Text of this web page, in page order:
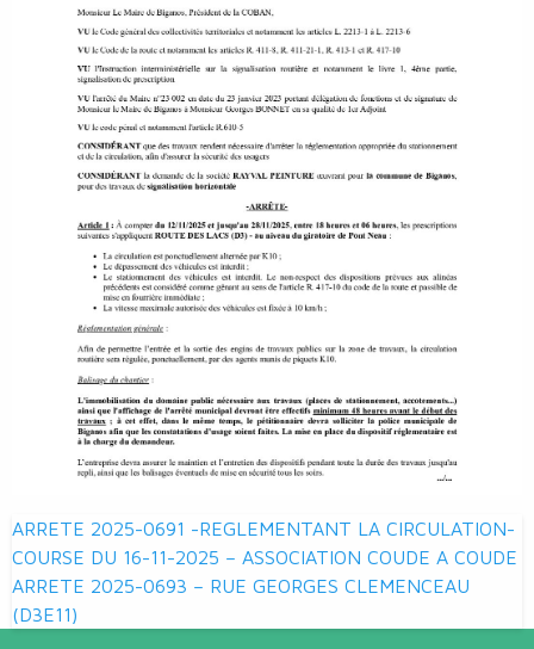
Navigation
de
l’article
ARRETE 2025-0691 -REGLEMENTANT LA CIRCULATION-
COURSE DU 16-11-2025 – ASSOCIATION COUDE A COUDE
ARRETE 2025-0693 – RUE GEORGES CLEMENCEAU
(D3E11)